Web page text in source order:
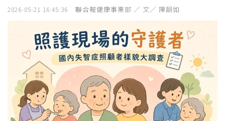
2026-05-21 16:45:36 聯合報健康事業部 ／ 文／ 陳韻如